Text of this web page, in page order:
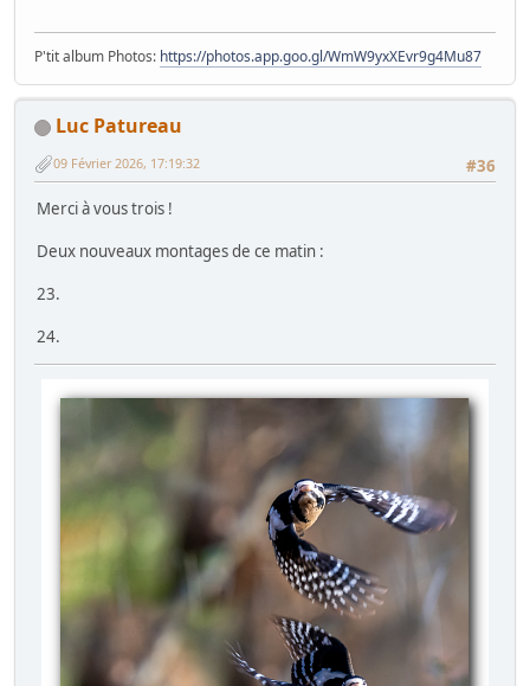
P'tit album Photos: https://photos.app.goo.gl/WmW9yxXEvr9g4Mu87
Luc Patureau
#36
09 Février 2026, 17:19:32
Merci à vous trois !
Deux nouveaux montages de ce matin :
23.
24.